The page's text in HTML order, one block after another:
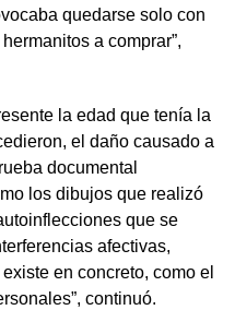
quedarse solo con
a comprar”,
la edad que tenía la
el daño causado a
documental
los dibujos que realizó
que se
afectivas,
en concreto, como el
continuó.